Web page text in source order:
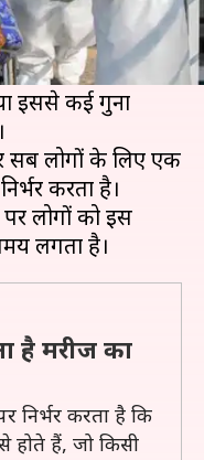
बीमारी
ज्यादा लोगों की
इससे कई गुना
सब लोगों के लिए एक
करता है।
लोगों को इस
है मरीज का
निर्भर करता है कि
होते हैं, जो किसी